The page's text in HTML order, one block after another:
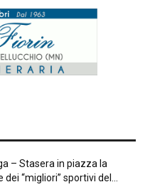
– Stasera in piazza la
“migliori” sportivi del...